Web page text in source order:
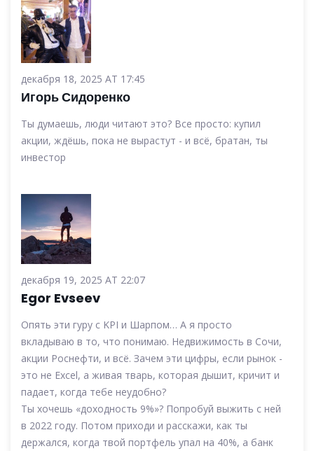
декабря 18, 2025 AT 17:45
Игорь Сидоренко
Ты думаешь, люди читают это? Все просто: купил
акции, ждёшь, пока не вырастут - и всё, братан, ты
инвестор
декабря 19, 2025 AT 22:07
Egor Evseev
Опять эти гуру с KPI и Шарпом… А я просто
вкладываю в то, что понимаю. Недвижимость в Сочи,
акции Роснефти, и всё. Зачем эти цифры, если рынок -
это не Excel, а живая тварь, которая дышит, кричит и
падает, когда тебе неудобно?
Ты хочешь «доходность 9%»? Попробуй выжить с ней
в 2022 году. Потом приходи и расскажи, как ты
держался, когда твой портфель упал на 40%, а банк